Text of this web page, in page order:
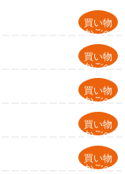
買い物
かごへ
買い物
かごへ
買い物
かごへ
買い物
かごへ
買い物
かごへ